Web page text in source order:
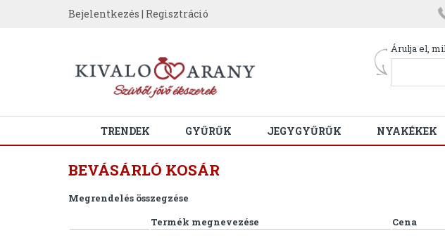
Bejelentkezés | Regisztráció
Árulja el,
TRENDEK GYŰRŰK JEGYGYŰRŰK NYAKÉKEK
BEVÁSÁRLÓ KOSÁR
Megrendelés összegzése
Termék megnevezése
Cena